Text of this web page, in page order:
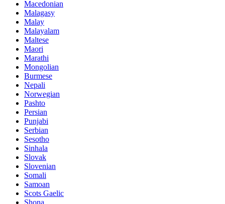
Macedonian
Malagasy
Malay
Malayalam
Maltese
Maori
Marathi
Mongolian
Burmese
Nepali
Norwegian
Pashto
Persian
Punjabi
Serbian
Sesotho
Sinhala
Slovak
Slovenian
Somali
Samoan
Scots Gaelic